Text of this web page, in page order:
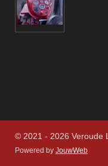
© 2021 - 2026 Veroude
Powered by JouwWeb